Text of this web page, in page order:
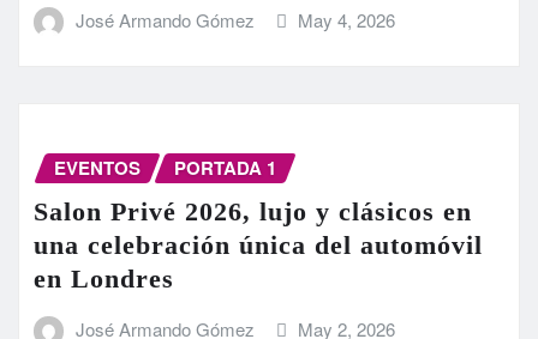
José Armando Gómez May 4, 2026
EVENTOS PORTADA 1
Salon Privé 2026, lujo y clásicos en
una celebración única del automóvil
en Londres
José Armando Gómez May 2, 2026